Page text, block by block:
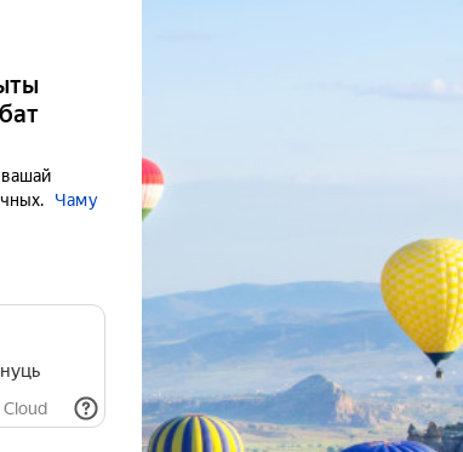
Чаму
Cloud